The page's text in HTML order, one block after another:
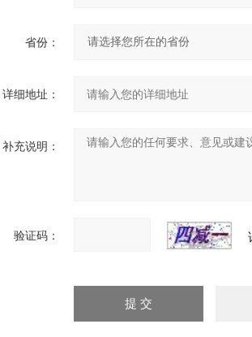
省份：
详细地址：
补充说明：
验证码：